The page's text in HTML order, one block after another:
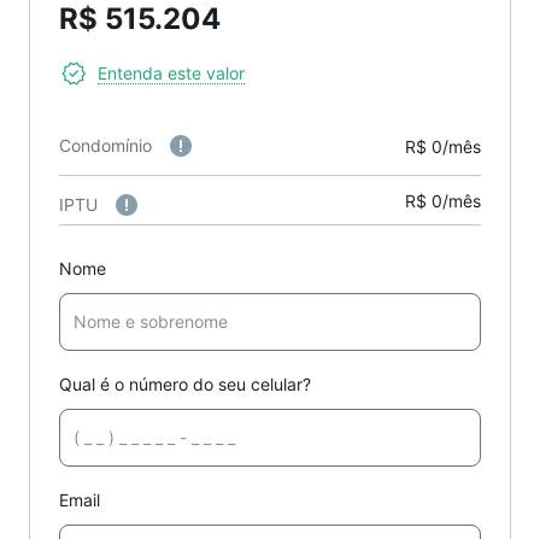
R$ 515.204
Entenda este valor
Condomínio R$ 0/mês
IPTU R$ 0/mês
Nome
Qual é o número do seu celular?
Email